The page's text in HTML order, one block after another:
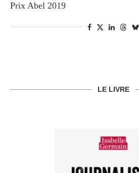
Prix Abel 2019
LE LIVRE